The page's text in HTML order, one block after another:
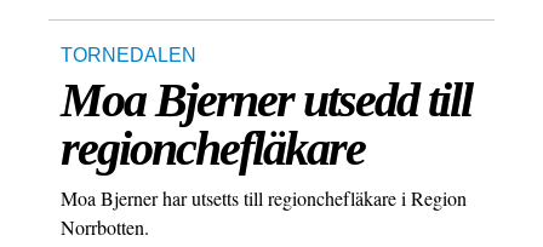
TORNEDALEN
Moa Bjerner utsedd till
regionchefläkare
Moa Bjerner har utsetts till regionchefläkare i Region
Norrbotten.